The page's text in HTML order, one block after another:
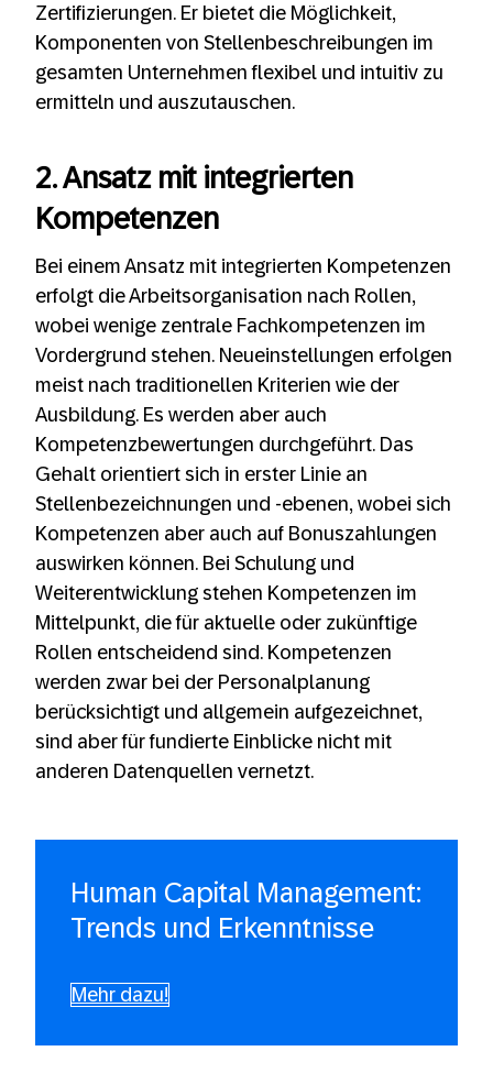
Zertifizierungen. Er bietet die Möglichkeit,
Komponenten von Stellenbeschreibungen im
gesamten Unternehmen flexibel und intuitiv zu
ermitteln und auszutauschen.
2. Ansatz mit integrierten
Kompetenzen
Bei einem Ansatz mit integrierten Kompetenzen
erfolgt die Arbeitsorganisation nach Rollen,
wobei wenige zentrale Fachkompetenzen im
Vordergrund stehen. Neueinstellungen erfolgen
meist nach traditionellen Kriterien wie der
Ausbildung. Es werden aber auch
Kompetenzbewertungen durchgeführt. Das
Gehalt orientiert sich in erster Linie an
Stellenbezeichnungen und -ebenen, wobei sich
Kompetenzen aber auch auf Bonuszahlungen
auswirken können. Bei Schulung und
Weiterentwicklung stehen Kompetenzen im
Mittelpunkt, die für aktuelle oder zukünftige
Rollen entscheidend sind. Kompetenzen
werden zwar bei der Personalplanung
berücksichtigt und allgemein aufgezeichnet,
sind aber für fundierte Einblicke nicht mit
anderen Datenquellen vernetzt.
Human Capital Management:
Trends und Erkenntnisse
Mehr dazu!